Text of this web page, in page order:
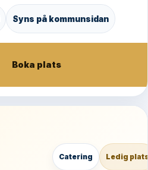
Syns på kommunsidan
Boka plats
Catering Ledig